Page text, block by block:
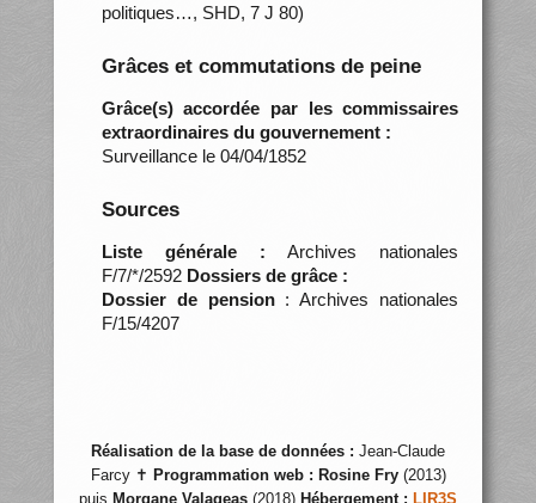
politiques…, SHD, 7 J 80)
Grâces et commutations de peine
Grâce(s) accordée par les commissaires
extraordinaires du gouvernement :
Surveillance le 04/04/1852
Sources
Liste générale : Archives nationales
F/7/*/2592 Dossiers de grâce :
Dossier de pension: Archives nationales
F/15/4207
Réalisation de la base de données : Jean-Claude
Farcy ✝ Programmation web : Rosine Fry(2013)
puis Morgane Valageas (2018) Hébergement : LIR3S